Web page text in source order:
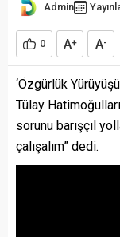
Admin
0 A+ A-
‘Özgürlük
Tülay
sorunu barışçıl
çalışalım” dedi.